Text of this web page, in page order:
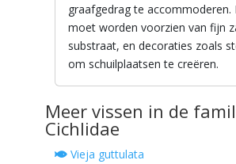
graafgedrag te accommoderen.
moet worden voorzien van fijn
substraat, en decoraties zoals
om schuilplaatsen te creëren.
Meer vissen in de
Cichlidae
Vieja guttulata